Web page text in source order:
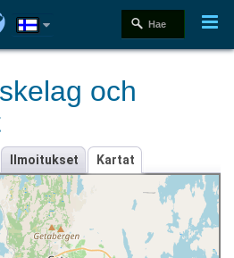
och
Ilmoitukset Kartat